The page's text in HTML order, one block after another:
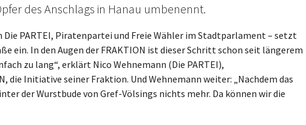
des Anschlags in Hanau umbenennt.
Die PARTEI, Piratenpartei und Freie Wähler im Stadtparlament – setzt
ein. In den Augen der FRAKTION ist dieser Schritt schon seit längerem
zu lang“, erklärt Nico Wehnemann (Die PARTEI),
die Initiative seiner Fraktion. Und Wehnemann weiter: „Nachdem das
der Wurstbude von Gref-Völsings nichts mehr. Da können wir die